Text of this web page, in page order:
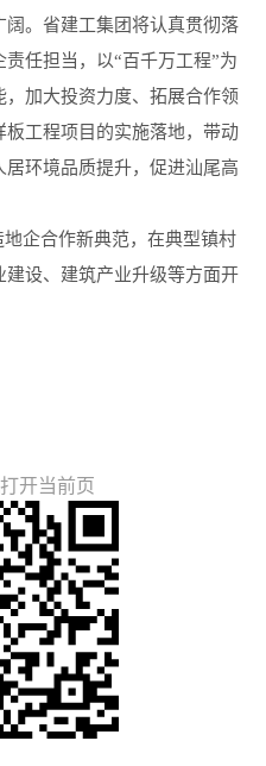
。省建工集团将认真贯彻落
任担当，以“百千万工程”为
加大投资力度、拓展合作领
工程项目的实施落地，带动
环境品质提升，促进汕尾高
企合作新典范，在典型镇村
设、建筑产业升级等方面开
开当前页